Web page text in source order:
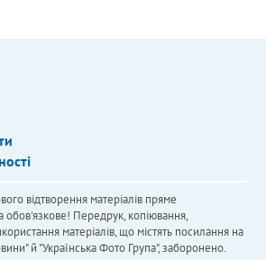
відтворення матеріалів пряме
обов'язкове! Передрук, копіювання,
матеріалів, що містять посилання на
й "Українська Фото Група", заборонено.